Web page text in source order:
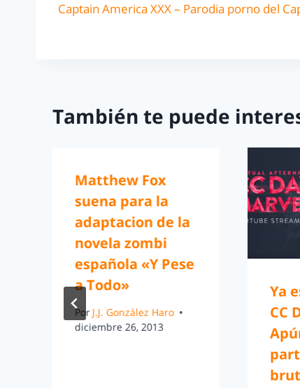
Captain America XXX – Parodia porno del
También te puede
Matthew Fox
suena para la
adaptacion de la
novela zombi
española «Y Pese
a Todo»
PorJ.J. González Haro
diciembre 26, 2013
Ya
CC